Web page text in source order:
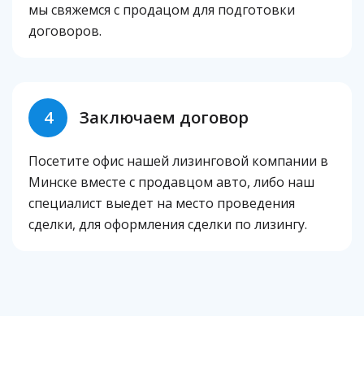
мы свяжемся с продацом для подготовки
договоров.
4 Заключаем договор
Посетите офис нашей лизинговой компании в
Минске вместе с продавцом авто, либо наш
специалист выедет на место проведения
сделки, для оформления сделки по лизингу.